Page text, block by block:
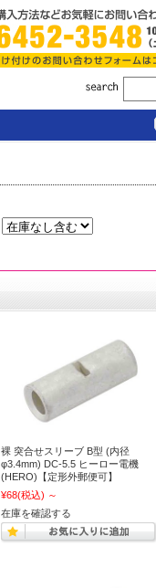
裸 突合せスリーブ B型 (内径
φ3.4mm) DC-5.5 ヒーロー電機
(HERO)【定形外郵便可】
¥68(税込) ～
在庫を確認する